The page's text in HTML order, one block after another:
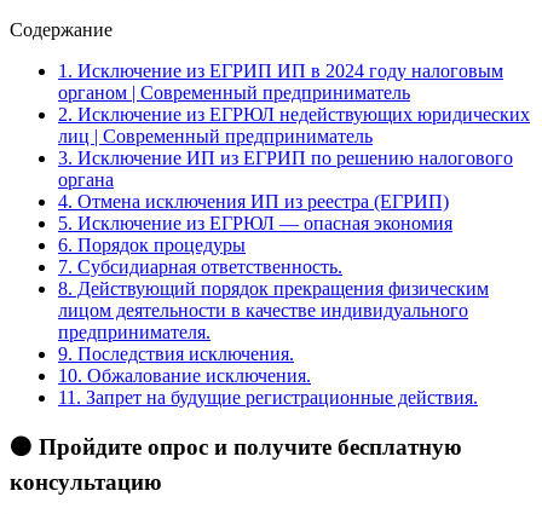
Содержание
1. Исключение из ЕГРИП ИП в 2024 году налоговым
органом | Современный предприниматель
2. Исключение из ЕГРЮЛ недействующих юридических
лиц | Современный предприниматель
3. Исключение ИП из ЕГРИП по решению налогового
органа
4. Отмена исключения ИП из реестра (ЕГРИП)
5. Исключение из ЕГРЮЛ — опасная экономия
6. Порядок процедуры
7. Субсидиарная ответственность.
8. Действующий порядок прекращения физическим
лицом деятельности в качестве индивидуального
предпринимателя.
9. Последствия исключения.
10. Обжалование исключения.
11. Запрет на будущие регистрационные действия.
🟠 Пройдите опрос и получите бесплатную
консультацию